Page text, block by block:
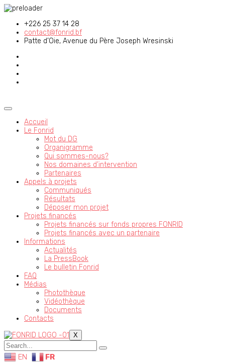
+226 25 37 14 28
contact@fonrid.bf
Patte d’Oie, Avenue du Père Joseph Wresinski
Accueil
Le Fonrid
Mot du DG
Organigramme
Qui sommes-nous?
Nos domaines d’intervention
Partenaires
Appels à projets
Communiqués
Résultats
Déposer mon projet
Projets financés
Projets financés sur fonds propres FONRID
Projets financés avec un partenaire
Informations
Actualités
La PressBook
Le bulletin Fonrid
FAQ
Médias
Photothèque
Vidéothèque
Documents
Contacts
X
EN FR